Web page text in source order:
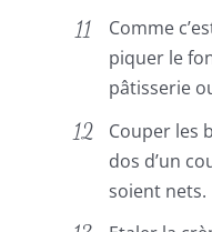
Comme
piquer le
pâtisserie
Couper les
dos d’un
soient nets.